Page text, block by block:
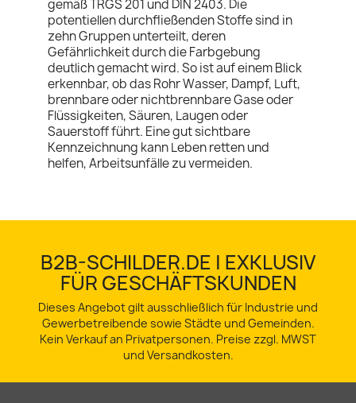
gemäß TRGS 201 und DIN 2403. Die
potentiellen durchfließenden Stoffe sind in
zehn Gruppen unterteilt, deren
Gefährlichkeit durch die Farbgebung
deutlich gemacht wird. So ist auf einem Blick
erkennbar, ob das Rohr Wasser, Dampf, Luft,
brennbare oder nichtbrennbare Gase oder
Flüssigkeiten, Säuren, Laugen oder
Sauerstoff führt. Eine gut sichtbare
Kennzeichnung kann Leben retten und
helfen, Arbeitsunfälle zu vermeiden.
B2B-SCHILDER.DE | EXKLUSIV
FÜR GESCHÄFTSKUNDEN
Dieses Angebot gilt ausschließlich für Industrie und
Gewerbetreibende sowie Städte und Gemeinden.
Kein Verkauf an Privatpersonen. Preise zzgl. MWST
und Versandkosten.